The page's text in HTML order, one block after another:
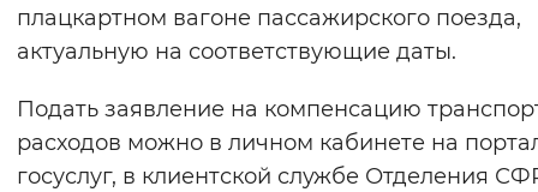
плацкартном вагоне пассажирского поезда,
актуальную на соответствующие даты.
Подать заявление на компенсацию
расходов можно в личном кабинете на
госуслуг, в клиентской службе Отделения